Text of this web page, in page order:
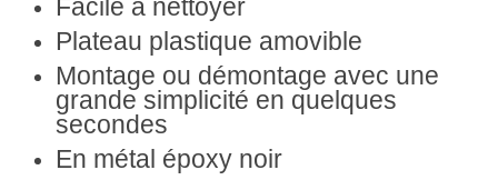
Facile à nettoyer
Plateau plastique amovible
Montage ou démontage avec une
grande simplicité en quelques
secondes
En métal époxy noir